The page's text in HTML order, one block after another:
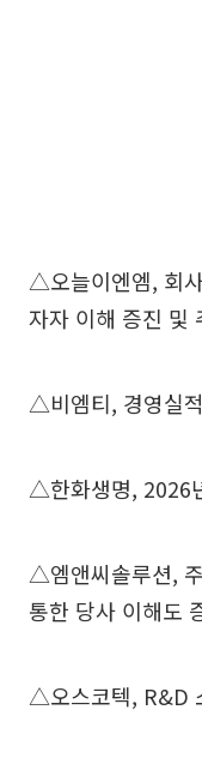
△오늘이엔엠, 회
자자 이해 증진 및
△비엠티, 경영실
△한화생명, 2026
△엠앤씨솔루션,
통한 당사 이해도
△오스코텍, R&D